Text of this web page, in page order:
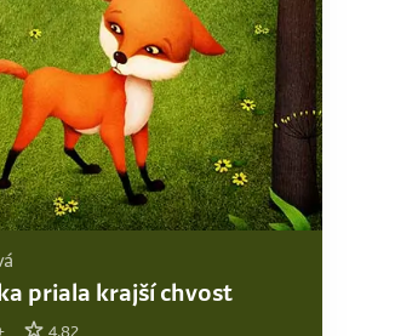
priala krajší chvost